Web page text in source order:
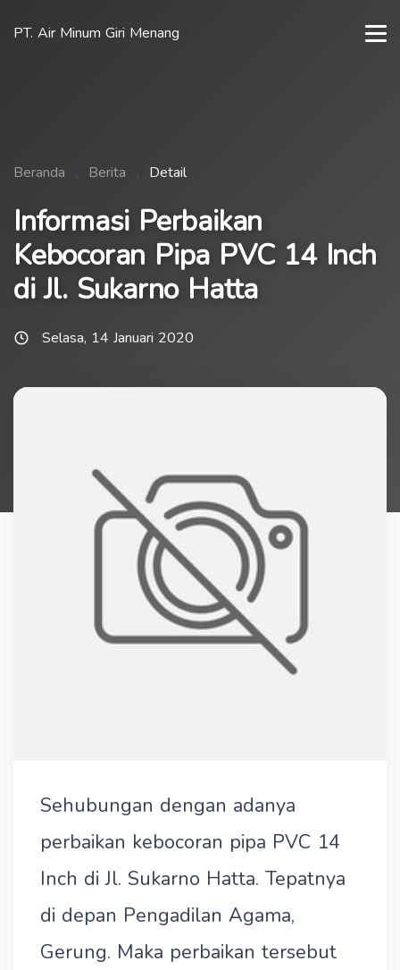
PT. Air Minum Giri Menang
Beranda Berita Detail
Informasi Perbaikan
Kebocoran Pipa PVC 14 Inch
di Jl. Sukarno Hatta
Selasa, 14 Januari 2020
Sehubungan dengan adanya
perbaikan kebocoran pipa PVC 14
Inch di Jl. Sukarno Hatta. Tepatnya
di depan Pengadilan Agama,
Gerung. Maka perbaikan tersebut